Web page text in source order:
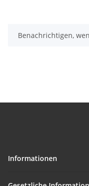
Benachrichtigen,
Informationen